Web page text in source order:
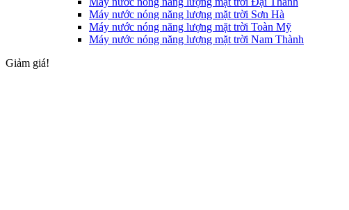
Máy nước nóng năng lượng mặt trời Sơn Hà
Máy nước nóng năng lượng mặt trời Toàn Mỹ
Máy nước nóng năng lượng mặt trời Nam Thành
Giảm giá!